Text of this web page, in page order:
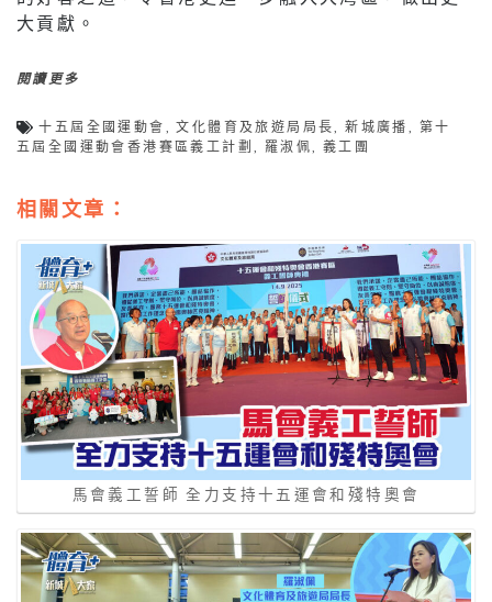
大貢獻。
閱讀更多
十五屆全國運動會 ,文化體育及旅遊局局長 ,新城廣播
第十
五屆全國運動會香港賽區義工計劃
羅淑佩 義工團
相關文章：
馬會義工誓師 全力支持十五運會和殘特奧會